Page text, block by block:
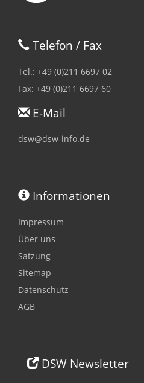
Telefon / Fax
Tel.: +49 (0)211 6697 02
Fax: +49 (0)211 6697 60
E-Mail
dsw@dsw-info.de
Informationen
Impressum
Über uns
Satzung
Sitemap
Datenschutz
AGB
DSW Newsletter